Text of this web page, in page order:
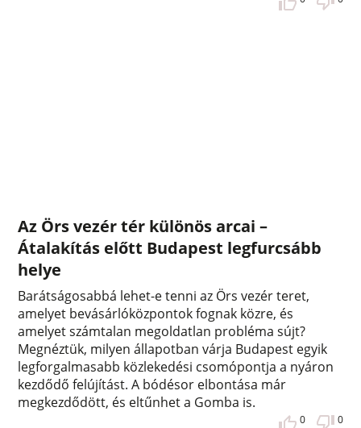
Az Örs vezér tér különös arcai –
Átalakítás előtt Budapest legfurcsább
helye
Barátságosabbá lehet-e tenni az Örs vezér teret,
amelyet bevásárlóközpontok fognak közre, és
amelyet számtalan megoldatlan probléma sújt?
Megnéztük, milyen állapotban várja Budapest egyik
legforgalmasabb közlekedési csomópontja a nyáron
kezdődő felújítást. A bódésor elbontása már
megkezdődött, és eltűnhet a Gomba is.
0 0